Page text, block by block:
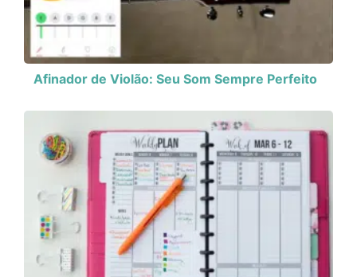
Afinador de Violão: Seu Som Sempre Perfeito